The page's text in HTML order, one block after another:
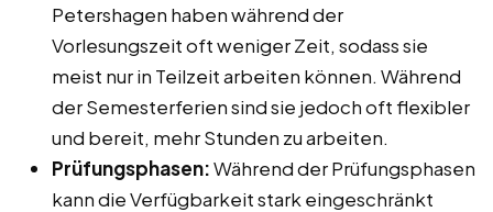
Petershagen haben während der
Vorlesungszeit oft weniger Zeit, sodass sie
meist nur in Teilzeit arbeiten können. Während
der Semesterferien sind sie jedoch oft flexibler
und bereit, mehr Stunden zu arbeiten.
Prüfungsphasen:Während der Prüfungsphasen
kann die Verfügbarkeit stark eingeschränkt